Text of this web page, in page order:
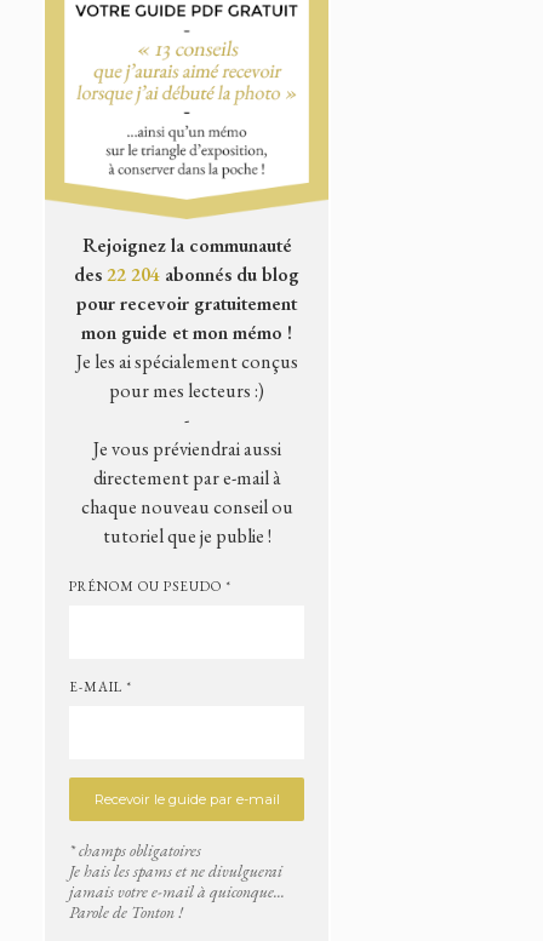
Rejoignez la communauté
des22 204 abonnés du blog
pour recevoir gratuitement
mon guide et mon mémo !
Je les ai spécialement conçus
pour mes lecteurs :)
-
Je vous préviendrai aussi
directement par e-mail à
chaque nouveau conseil ou
tutoriel que je publie !
PRÉNOM OU PSEUDO *
E-MAIL *
* champs obligatoires
Je hais les spams et ne divulguerai
jamais votre e-mail à quiconque...
Parole de Tonton !